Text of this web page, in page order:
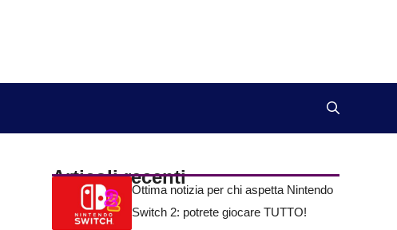
Articoli recenti
Ottima notizia per chi aspetta Nintendo
Switch 2: potrete giocare TUTTO!